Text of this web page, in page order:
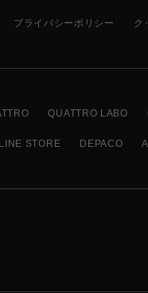
プライバシーポリシー ク
QUATTRO LABO
STORE DEPACO